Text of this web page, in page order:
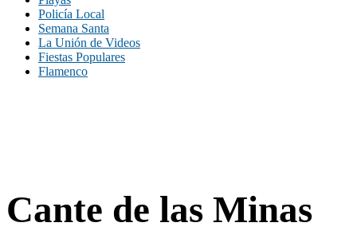
Policía Local
Semana Santa
La Unión de Videos
Fiestas Populares
Flamenco
Cante de las Minas